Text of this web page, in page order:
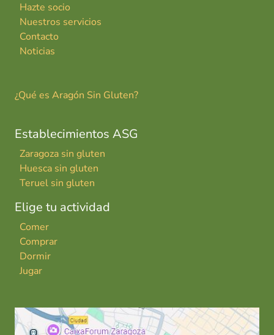
Hazte socio
Nuestros servicios
Contacto
Noticias
¿Qué es Aragón Sin Gluten?
Establecimientos ASG
Zaragoza sin gluten
Huesca sin gluten
Teruel sin gluten
Elige tu actividad
Comer
Comprar
Dormir
Jugar